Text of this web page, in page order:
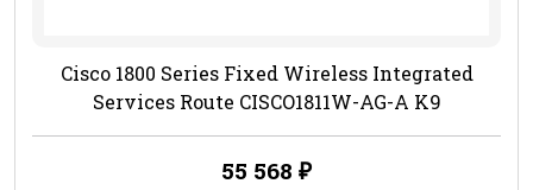
Cisco 1800 Series Fixed Wireless Integrated
Services Route CISCO1811W-AG-A K9
55 568 ₽